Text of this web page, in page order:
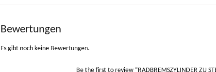
Bewertungen
Es gibt noch keine Bewertungen.
Be the first to review “RADBREMSZYLINDER ZU